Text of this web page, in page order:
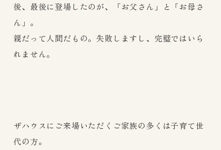
後、最後に登場したのが、「お父さん」と「お母さ
ん」。
親だって人間だもの。失敗しますし、完璧ではいら
れません。
ザハウスにご来場いただくご家族の多くは子育て世
代の方。